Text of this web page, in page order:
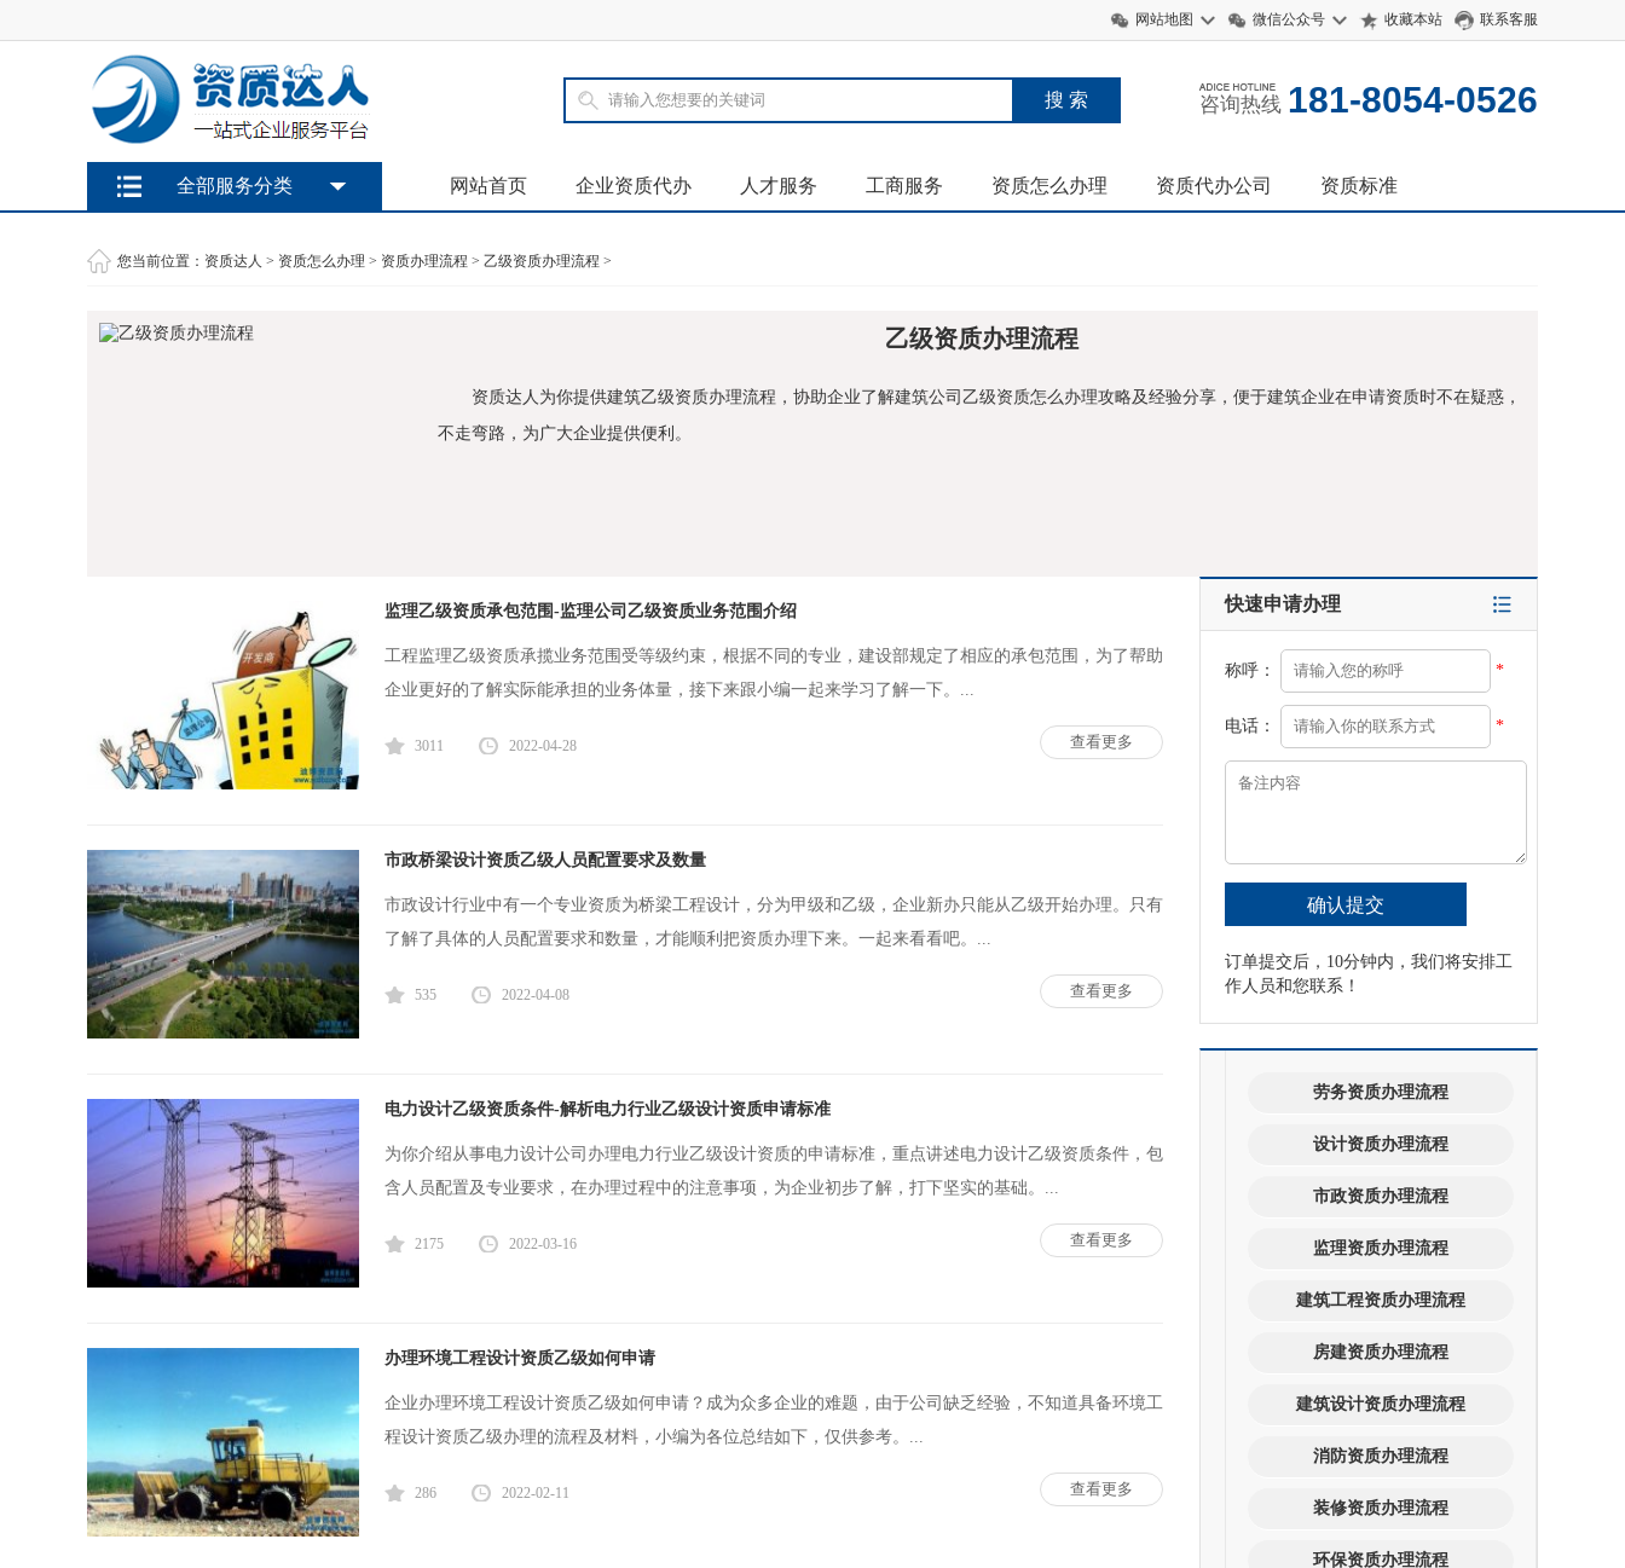
网站地图 微信公众号 收藏本站 联系客服
咨询热线 181-8054-0526
网站首页 企业资质代办 人才服务 工商服务 资质怎么办理 资质代办公司 资质标准
全部服务分类
您当前位置： 资质达人 > 资质怎么办理 > 资质办理流程 > 乙级资质办理流程 >
乙级资质办理流程
资质达人为你提供建筑乙级资质办理流程，协助企业了解建筑公司乙级资质怎么办理攻略及经验分享，便于建筑企业在申请资质时不在疑惑，
不走弯路，为广大企业提供便利。
监理乙级资质承包范围-监理公司乙级资质业务范围介绍
工程监理乙级资质承揽业务范围受等级约束，根据不同的专业，建设部规定了相应的承包范围，为了帮助
企业更好的了解实际能承担的业务体量，接下来跟小编一起来学习了解一下。...
查看更多
3011 2022-04-28
市政桥梁设计资质乙级人员配置要求及数量
市政设计行业中有一个专业资质为桥梁工程设计，分为甲级和乙级，企业新办只能从乙级开始办理。只有
了解了具体的人员配置要求和数量，才能顺利把资质办理下来。一起来看看吧。...
查看更多
535 2022-04-08
电力设计乙级资质条件-解析电力行业乙级设计资质申请标准
为你介绍从事电力设计公司办理电力行业乙级设计资质的申请标准，重点讲述电力设计乙级资质条件，包
含人员配置及专业要求，在办理过程中的注意事项，为企业初步了解，打下坚实的基础。...
查看更多
2175 2022-03-16
办理环境工程设计资质乙级如何申请
企业办理环境工程设计资质乙级如何申请？成为众多企业的难题，由于公司缺乏经验，不知道具备环境工
程设计资质乙级办理的流程及材料，小编为各位总结如下，仅供参考。...
查看更多
286 2022-02-11
快速申请办理
称呼： *
电话： *
订单提交后，10分钟内，我们将安排工
作人员和您联系！
劳务资质办理流程
设计资质办理流程
市政资质办理流程
监理资质办理流程
建筑工程资质办理流程
房建资质办理流程
建筑设计资质办理流程
消防资质办理流程
装修资质办理流程
环保资质办理流程